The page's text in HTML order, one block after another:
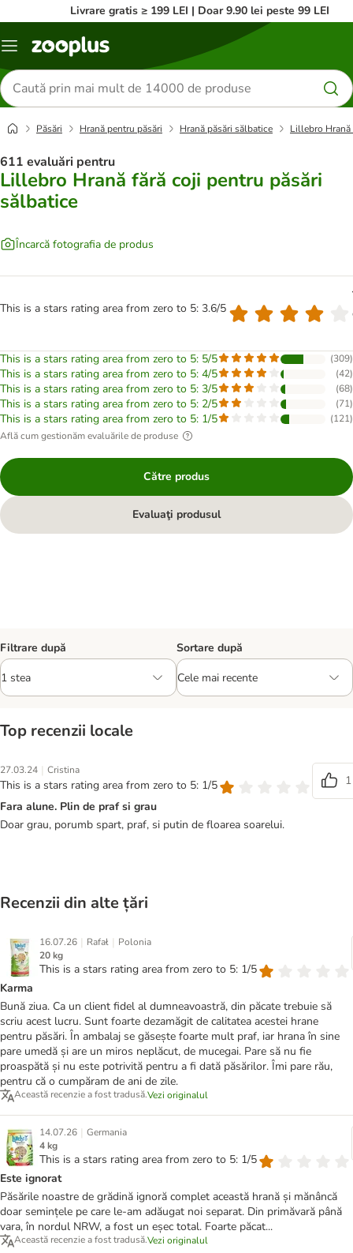
Livrare gratis ≥ 199 LEI | Doar 9.90 lei peste 99 LEI
Categorii
Căutare
produse
Păsări Hrană pentru păsări Hrană păsări sălbatice Lillebro
611 evaluări pentru
Lillebro Hrană fără coji pentru păsări
sălbatice
Încarcă fotografia de produs
This is a stars rating area from zero to 5: 3.6/5
This is a stars rating area from zero to 5: 5/5 (309)
This is a stars rating area from zero to 5: 4/5 (42)
This is a stars rating area from zero to 5: 3/5 (68)
This is a stars rating area from zero to 5: 2/5 (71)
This is a stars rating area from zero to 5: 1/5 (121)
Află cum gestionăm evaluările de produse
Către produs
Evaluaţi produsul
Filtrare după Sortare după
Top recenzii locale
27.03.24 | Cristina
This is a stars rating area from zero to 5: 1/5
1
Fara alune. Plin de praf si grau
Doar grau, porumb spart, praf, si putin de floarea soarelui.
Recenzii din alte țări
16.07.26 | Rafał | Polonia
20 kg
This is a stars rating area from zero to 5: 1/5
Karma
Bună ziua. Ca un client fidel al dumneavoastră, din păcate trebuie să
scriu acest lucru. Sunt foarte dezamăgit de calitatea acestei hrane
pentru păsări. În ambalaj se găsește foarte mult praf, iar hrana în sine
pare umedă și are un miros neplăcut, de mucegai. Pare să nu fie
proaspătă și nu este potrivită pentru a fi dată păsărilor. Îmi pare rău,
pentru că o cumpăram de ani de zile.
Această recenzie a fost tradusă.Vezi originalul
14.07.26 | Germania
4 kg
This is a stars rating area from zero to 5: 1/5
Este ignorat
Păsările noastre de grădină ignoră complet această hrană și mănâncă
doar semințele pe care le-am adăugat noi separat. Din primăvară până
vara, în nordul NRW, a fost un eșec total. Foarte păcat...
Această recenzie a fost tradusă.Vezi originalul